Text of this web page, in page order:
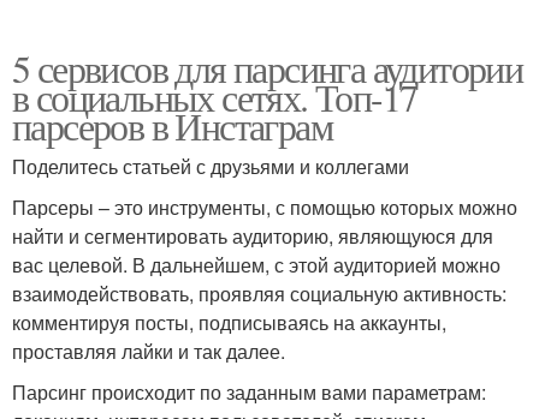
5 сервисов для парсинга аудитории
в социальных сетях. Топ-17
парсеров в Инстаграм
Поделитесь статьей с друзьями и коллегами
Парсеры – это инструменты, с помощью которых можно
найти и сегментировать аудиторию, являющуюся для
вас целевой. В дальнейшем, с этой аудиторией можно
взаимодействовать, проявляя социальную активность:
комментируя посты, подписываясь на аккаунты,
проставляя лайки и так далее.
Парсинг происходит по заданным вами параметрам: